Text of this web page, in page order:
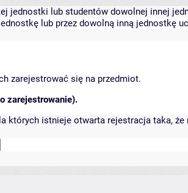
jednostki lub studentów dowolnej innej
lub przez dowolną inną jednostkę
zarejestrować się na przedmiot.
zarejestrowanie).
których istnieje otwarta rejestracja taka,